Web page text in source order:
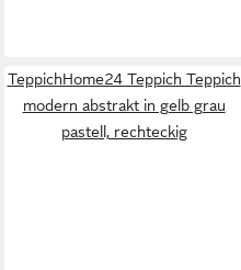
TeppichHome24 Teppich Teppich
modern abstrakt in gelb grau
pastell, rechteckig